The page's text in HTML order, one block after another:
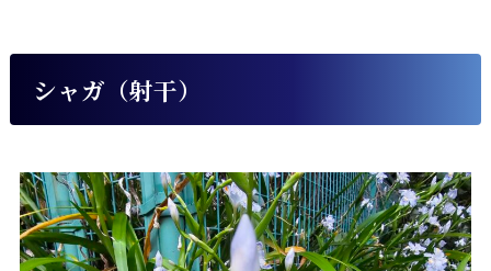
シャガ（射干）